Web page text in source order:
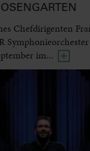
Chefdirigenten
im...